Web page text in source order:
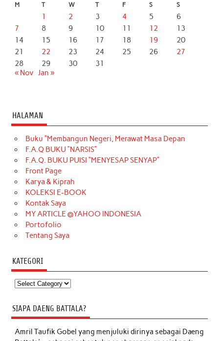
M T W T F S S
1 2 3 4 5
6
7
8 9 10 11 12
13
14
15 16 17 18 19
20
21
22 23 24 25 26
27
28
29 30
31
« Nov Jan »
HALAMAN
Buku “Membangun Negeri, Merawat Masa Depan
F.A.Q BUKU “NARSIS”
F.A.Q. BUKU PUISI “MENYESAP SENYAP”
Front Page
Karya & Kiprah
KOLEKSI E-BOOK
Kontak Saya
MY ARTICLE @YAHOO INDONESIA
Portofolio
Tentang Saya
KATEGORI
Kategori
SIAPA DAENG BATTALA?
Amril Taufik Gobelyang menjuluki dirinya sebagai Daeng